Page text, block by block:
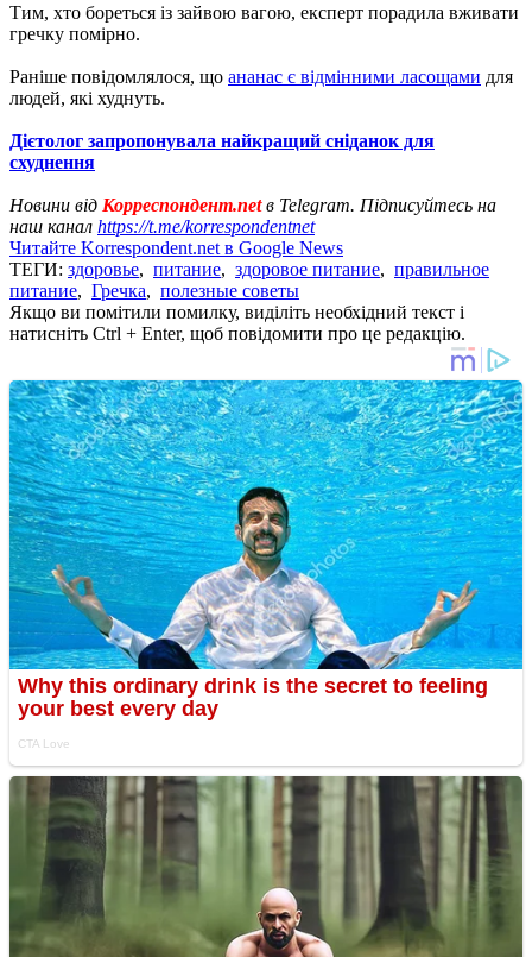
Тим, хто бореться із зайвою вагою, експерт порадила вживати
гречку помірно.
Раніше повідомлялося, що ананас є відмінними ласощами для
людей, які худнуть.
Дієтолог запропонувала найкращий сніданок для
схуднення
Новини від Корреспондент.netв Telegram. Підписуйтесь на
наш канал https://t.me/korrespondentnet
Читайте Korrespondent.net в Google News
ТЕГИ: здоровье, питание, здоровое питание, правильное
питание, Гречка, полезные советы
Якщо ви помітили помилку, виділіть необхідний текст і
натисніть Ctrl + Enter, щоб повідомити про це редакцію.